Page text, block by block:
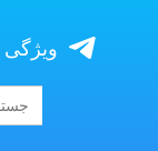
ویژگی
برای: